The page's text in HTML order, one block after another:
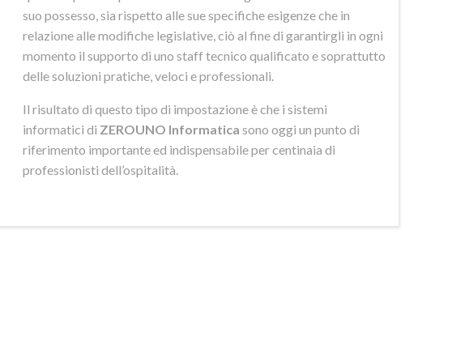
suo possesso, sia rispetto alle sue specifiche esigenze che in
relazione alle modifiche legislative, ciò al fine di garantirgli in ogni
momento il supporto di uno staff tecnico qualificato e soprattutto
delle soluzioni pratiche, veloci e professionali.
Il risultato di questo tipo di impostazione è che i sistemi
informatici di ZEROUNO Informatica sono oggi un punto di
riferimento importante ed indispensabile per centinaia di
professionisti dell’ospitalità.